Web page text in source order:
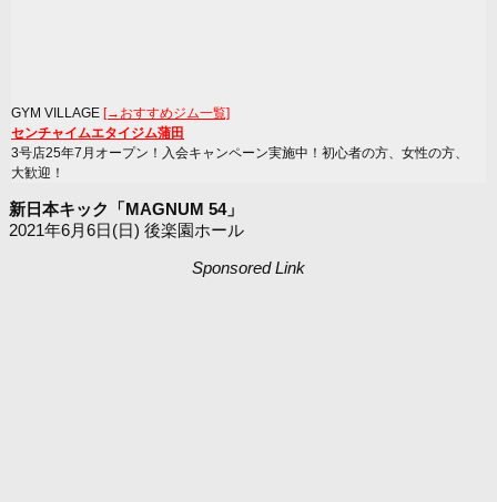
GYM VILLAGE [→おすすめジム一覧]
センチャイムエタイジム蒲田
3号店25年7月オープン！入会キャンペーン実施中！初心者の方、女性の方、
大歓迎！
新日本キック「MAGNUM 54」
2021年6月6日(日) 後楽園ホール
Sponsored Link